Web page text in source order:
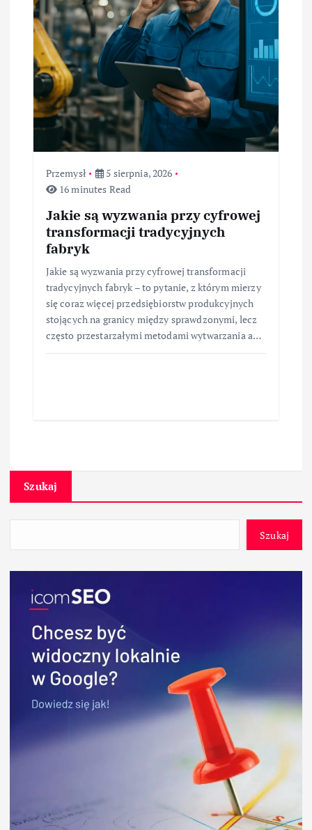
Przemysł
5 sierpnia, 2026
16 minutes Read
Jakie są wyzwania przy cyfrowej
transformacji tradycyjnych
fabryk
Jakie są wyzwania przy cyfrowej transformacji
tradycyjnych fabryk – to pytanie, z którym mierzy
się coraz więcej przedsiębiorstw produkcyjnych
stojących na granicy między sprawdzonymi, lecz
często przestarzałymi metodami wytwarzania a…
Szukaj
Szukaj